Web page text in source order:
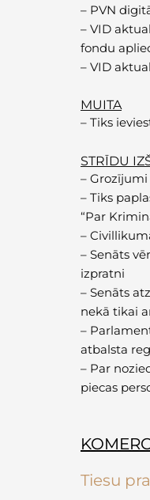
– PVN
– VID
fondu
– VID
MUITA
– Tiks
STRĪDU
– Grozījumi
– Tiks
“Par
–
– Senāts
izpratni
– Senāts
nekā tikai
–
atbalsta
– Par
piecas
Tiesu